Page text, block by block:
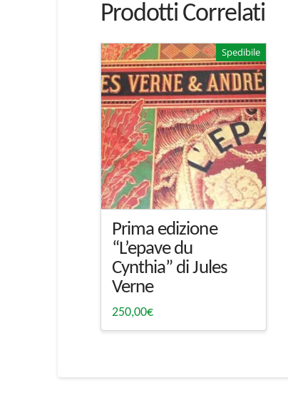
Prodotti Correlati
Spedibile
Prima edizione
“L’epave du
Cynthia” di Jules
Verne
250,00€